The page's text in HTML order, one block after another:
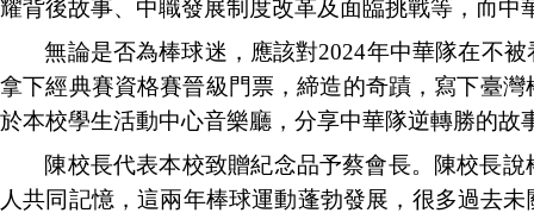
耀背後故事、中職發展制度改革及面臨挑戰等 ，而中
無論是否為棒球迷，應該對2024年中華隊在不
拿下經典賽資格賽晉級門票，締造的奇蹟，寫下臺
於本校學生活動中心音樂廳，分享中華隊逆轉勝的故
陳校長代表本校致贈紀念品予蔡會長。陳校長
人共同記憶，這兩年棒球運動蓬勃發展，很多過去